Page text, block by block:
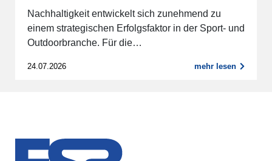
Nachhaltigkeit entwickelt sich zunehmend zu
einem strategischen Erfolgsfaktor in der Sport- und
Outdoorbranche. Für die…
24.07.2026 mehr lesen